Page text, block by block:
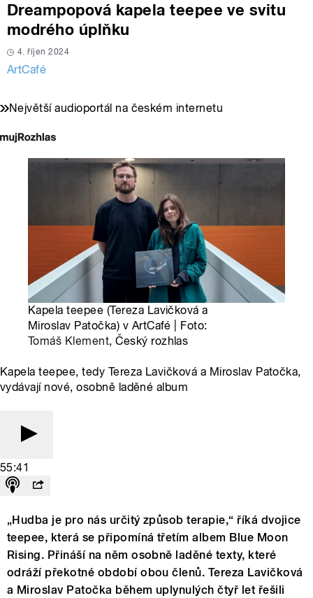
Dreampopová kapela teepee ve svitu
modrého úplňku
4. říjen 2024
ArtCafé
Největší audioportál na českém internetu
Kapela teepee (Tereza Lavičková a
Miroslav Patočka) v ArtCafé | Foto:
Tomáš Klement, Český rozhlas
Kapela teepee, tedy Tereza Lavičková a Miroslav Patočka,
vydávají nové, osobně laděné album
55:41
„Hudba je pro nás určitý způsob terapie,“ říká dvojice
teepee, která se připomíná třetím albem Blue Moon
Rising. Přináší na něm osobně laděné texty, které
odráží překotné období obou členů. Tereza Lavičková
a Miroslav Patočka během uplynulých čtyř let řešili